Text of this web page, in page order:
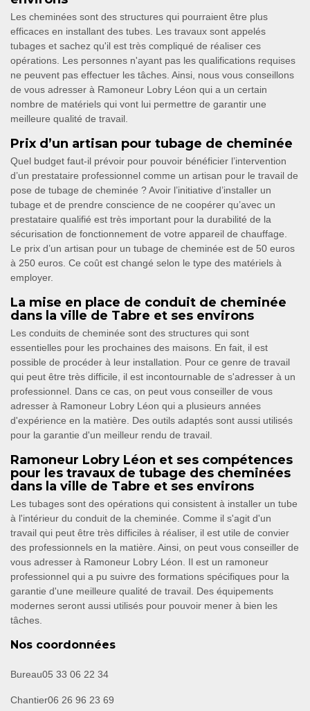
Les cheminées sont des structures qui pourraient être plus
efficaces en installant des tubes. Les travaux sont appelés
tubages et sachez qu'il est très compliqué de réaliser ces
opérations. Les personnes n'ayant pas les qualifications requises
ne peuvent pas effectuer les tâches. Ainsi, nous vous conseillons
de vous adresser à Ramoneur Lobry Léon qui a un certain
nombre de matériels qui vont lui permettre de garantir une
meilleure qualité de travail.
Prix d’un artisan pour tubage de cheminée
Quel budget faut-il prévoir pour pouvoir bénéficier l’intervention
d’un prestataire professionnel comme un artisan pour le travail de
pose de tubage de cheminée ? Avoir l’initiative d’installer un
tubage et de prendre conscience de ne coopérer qu’avec un
prestataire qualifié est très important pour la durabilité de la
sécurisation de fonctionnement de votre appareil de chauffage.
Le prix d’un artisan pour un tubage de cheminée est de 50 euros
à 250 euros. Ce coût est changé selon le type des matériels à
employer.
La mise en place de conduit de cheminée
dans la ville de Tabre et ses environs
Les conduits de cheminée sont des structures qui sont
essentielles pour les prochaines des maisons. En fait, il est
possible de procéder à leur installation. Pour ce genre de travail
qui peut être très difficile, il est incontournable de s'adresser à un
professionnel. Dans ce cas, on peut vous conseiller de vous
adresser à Ramoneur Lobry Léon qui a plusieurs années
d'expérience en la matière. Des outils adaptés sont aussi utilisés
pour la garantie d'un meilleur rendu de travail.
Ramoneur Lobry Léon et ses compétences
pour les travaux de tubage des cheminées
dans la ville de Tabre et ses environs
Les tubages sont des opérations qui consistent à installer un tube
à l'intérieur du conduit de la cheminée. Comme il s'agit d'un
travail qui peut être très difficiles à réaliser, il est utile de convier
des professionnels en la matière. Ainsi, on peut vous conseiller de
vous adresser à Ramoneur Lobry Léon. Il est un ramoneur
professionnel qui a pu suivre des formations spécifiques pour la
garantie d'une meilleure qualité de travail. Des équipements
modernes seront aussi utilisés pour pouvoir mener à bien les
tâches.
Nos coordonnées
Bureau05 33 06 22 34
Chantier06 26 96 23 69